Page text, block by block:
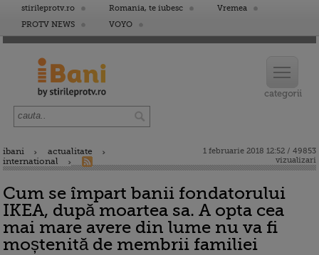
stirileprotv.ro Romania, te iubesc
Vremea
PROTV NEWS
VOYO
ibani
actualitate
international
1 februarie 2018 12:52 / 49853
vizualizari
Cum se împart banii fondatorului
IKEA, după moartea sa. A opta cea
mai mare avere din lume nu va fi
moștenită de membrii familiei